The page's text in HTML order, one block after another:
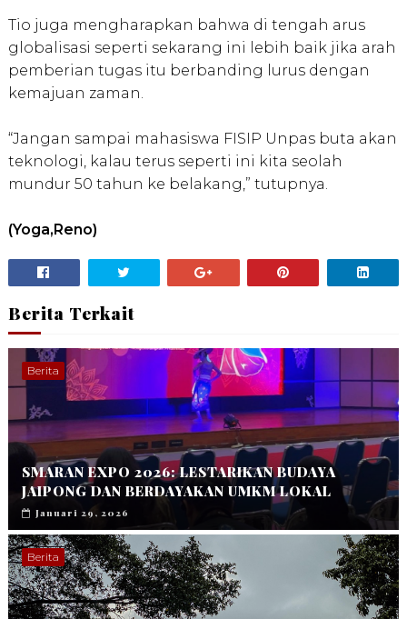
Tio juga mengharapkan bahwa di tengah arus
globalisasi seperti sekarang ini lebih baik jika arah
pemberian tugas itu berbanding lurus dengan
kemajuan zaman.
“Jangan sampai mahasiswa FISIP Unpas buta akan
teknologi, kalau terus seperti ini kita seolah
mundur 50 tahun ke belakang,” tutupnya.
(Yoga,Reno)
Berita Terkait
Berita
SMARAN EXPO 2026: LESTARIKAN BUDAYA
JAIPONG DAN BERDAYAKAN UMKM LOKAL
Januari 29, 2026
Berita